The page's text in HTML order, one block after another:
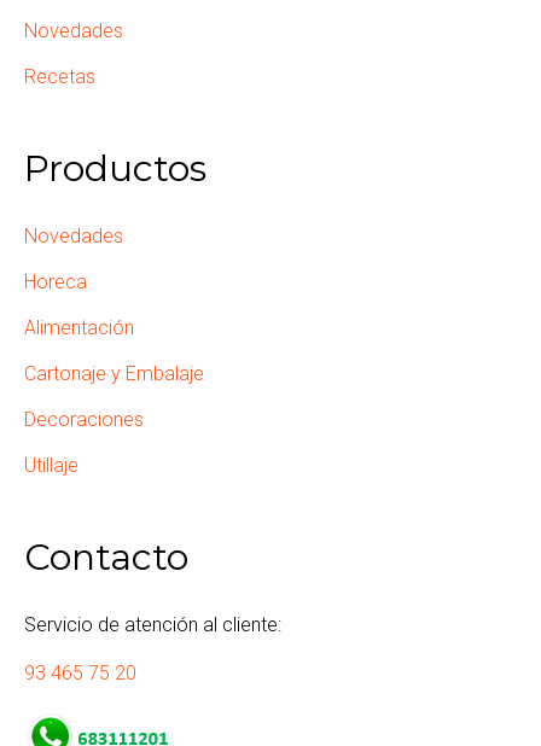
Novedades
Recetas
Productos
Novedades
Horeca
Alimentación
Cartonaje y Embalaje
Decoraciones
Utillaje
Contacto
Servicio de atención al cliente:
93 465 75 20